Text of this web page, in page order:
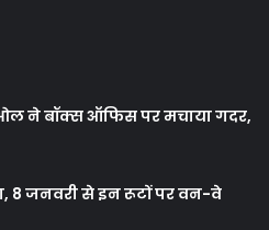
ने बॉक्स ऑफिस पर मचाया गदर,
8 जनवरी से इन रूटों पर वन-वे